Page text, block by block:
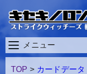
TOP > カードデータ
メニュー